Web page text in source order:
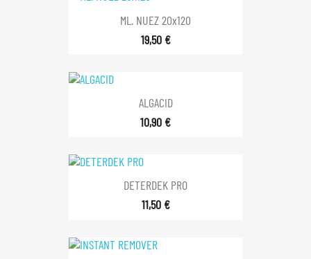
ML. NUEZ 20x120
19,50 €
ALGACID
10,90 €
DETERDEK PRO
11,50 €